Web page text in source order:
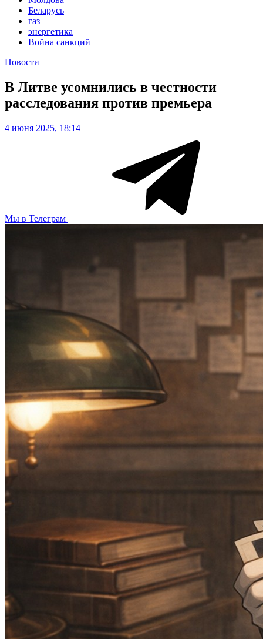
Беларусь
газ
энергетика
Война санкций
Новости
В Литве усомнились в честности
расследования против премьера
4 июня 2025, 18:14
Мы в Телеграм